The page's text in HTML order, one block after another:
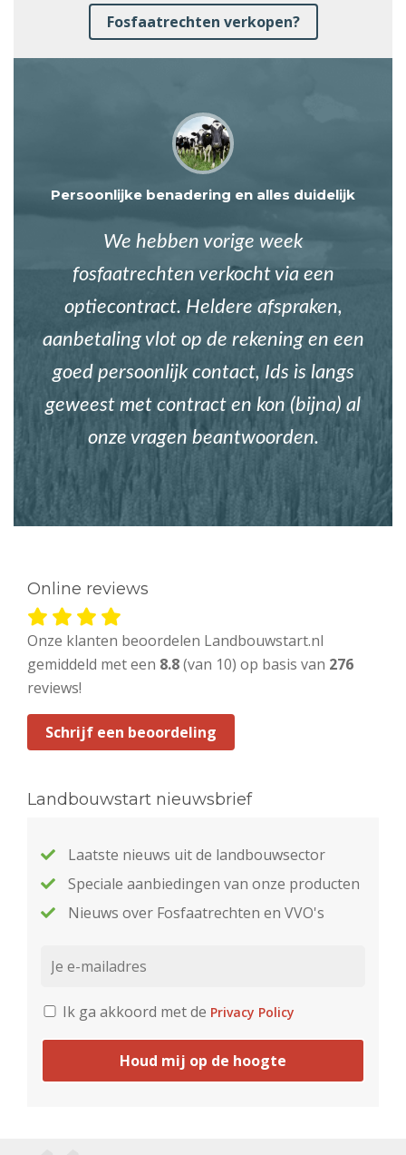
Fosfaatrechten verkopen?
Persoonlijke benadering en alles duidelijk
We hebben vorige week
fosfaatrechten verkocht via een
optiecontract. Heldere afspraken,
aanbetaling vlot op de rekening en een
goed persoonlijk contact, Ids is langs
geweest met contract en kon (bijna) al
onze vragen beantwoorden.
Online reviews
Onze klanten beoordelen Landbouwstart.nl
gemiddeld met een 8.8(van 10) op basis van 276
reviews!
Schrijf een beoordeling
Landbouwstart nieuwsbrief
Laatste nieuws uit de landbouwsector
Speciale aanbiedingen van onze producten
Nieuws over Fosfaatrechten en VVO's
Ik ga akkoord met de Privacy Policy
Houd mij op de hoogte